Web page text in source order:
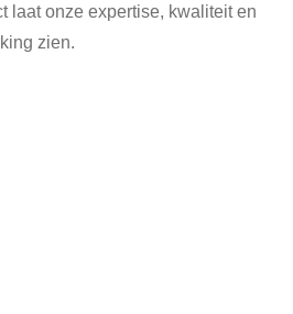
laat onze expertise, kwaliteit en
zien.